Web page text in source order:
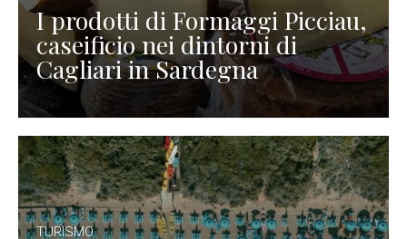
I prodotti di Formaggi Picciau,
caseificio nei dintorni di
Cagliari in Sardegna
TURISMO